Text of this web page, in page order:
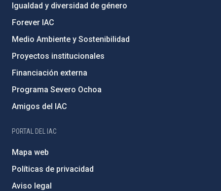
Igualdad y diversidad de género
Forever IAC
Medio Ambiente y Sostenibilidad
Proyectos institucionales
Financiación externa
Programa Severo Ochoa
Amigos del IAC
PORTAL DEL IAC
Mapa web
Políticas de privacidad
Aviso legal